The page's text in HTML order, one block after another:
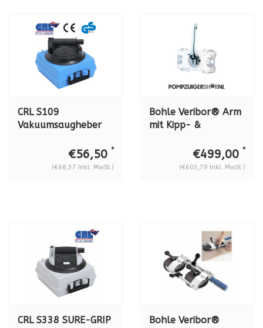
CRL S109
Vakuumsaugheber
Tragkraft, für
gebogenes Glas
€56,50 *
(€68,37 Inkl. MwSt.)
Bohle Veribor® Arm
mit Kipp- &
Hebeanlage B18DM4
€499,00 *
(€603,79 Inkl. MwSt.)
CRL S338 SURE-GRIP
Bohle Veribor®